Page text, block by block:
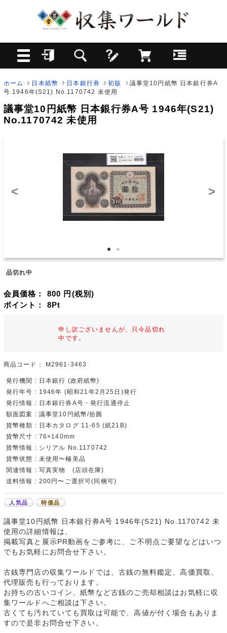
ホーム 日本紙幣 日本銀行券 初版
議事堂10円紙幣 日本銀行券A
号 1946年(S21) No.1170742 未使用
議事堂10円紙幣 日本銀行券A号 1946年(S21)
No.1170742 未使用
< >
品切れ中
会員価格： 800 円(税別)
ポイント： 8Pt
申し訳ございませんが、只今品切れ
中です。
商品コード： M2961-3463
発行機関 : 日本銀行 (政府紙幣)
発行年号 : 1946年 (昭和21年2月25日)発行
発行情報 : 日本銀行券A号・発行流通停止
額面図案 : 議事堂10円紙幣/拾圓
貨幣種類 : 日本カタログ 11-65 (紙21B)
貨幣尺寸 : 76×140mm
貨幣情報 : シリアル No.1170742
貨幣状態 : 未使用〜極美品
関連情報 : 写真実物 (店頭在庫)
送料情報 : 200円〜ご選択可(同梱可)
人気品 特価品
議事堂10円紙幣 日本銀行券A号 1946年(S21) No.1170742 未
使用の詳細情報は、
掲載写真と展示PR動画をご参考に、ご不明点ご要望などはいつ
でもお気軽にお問合せ下さい。
古銭専門店の収集ワールドでは、古銭の無料鑑定、高価買取、
代理販売も行っております。
お持ちの古いコイン、紙幣など古銭のご売却相談はお気軽に収
集ワールドへご相談は下さい。
古くても汚れていても買取は可能で、高値が付く場合もありま
すので是非お問合せ下さい。